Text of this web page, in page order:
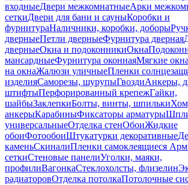
входныеДвери межкомнатныеАрки
сеткиДвери для бани и сауныКоробки и
фурнитураНаличники, коробки, доборы
дверныеПетли дверныеФурнитура дверная
дверныеОкна и подоконникиОкна
мансардныеФурнитура оконнаяМягкие окна
на окнаЖалюзи уличныеПленки
изделияСаморезы, шурупыГвоздиАнкеры,
штифтыПерфорированный крепежГайки,
шайбыЗаклепкиБолты, винты, шпильки
анкерыКарабиныФиксаторы арматуры
универсальныеОтделка стенОбоиЖидкие
обоиФотообоиШтукатурки декоративные
каменьСкиналиПленки самоклеящиеся
сеткиСтеновые панелиУголки, маяки,
профилиВагонкаСтеклохолсты, флизелин
радиаторовОтделка потолкаПотолочные